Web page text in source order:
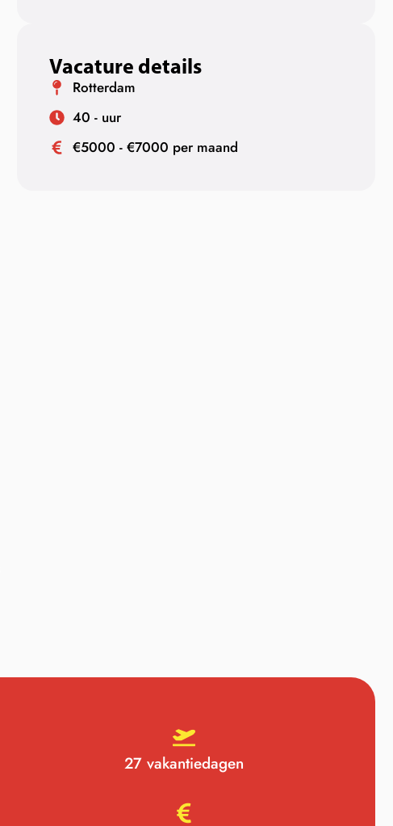
Vacature details
Rotterdam
40 - uur
€5000 - €7000 per maand
27 vakantiedagen